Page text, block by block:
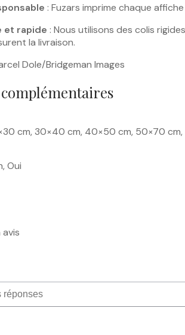
: Fuzars imprime chaque
et rapide : Nous utilisons des colis
la livraison.
Dole/Bridgeman Images
cm, 30×40 cm, 40×50 cm, 50×70
Oui
avis